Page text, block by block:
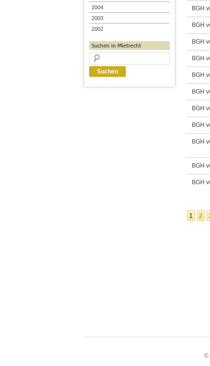
BGH
BGH
BGH
BGH
BGH
BGH
BGH
BGH
BGH
BGH
BGH
1 2
2004
2003
2002
Suchen in Mietrecht
©